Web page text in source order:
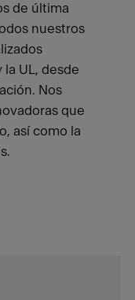
de última
nuestros
la UL, desde
Nos
que
así como la